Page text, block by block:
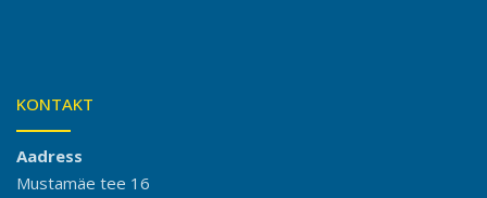
KONTAKT
Aadress
Mustamäe tee 16